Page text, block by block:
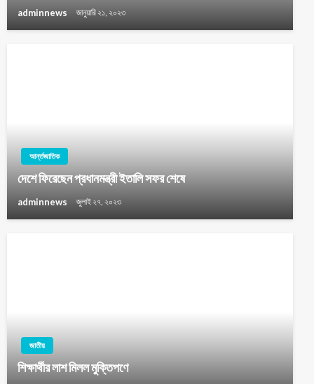
adminnews জানুয়ারি ২১, ২০২৩
আর্ন্তজাতিক
দেশে ফিরেছেন প্রধানমন্ত্রী ইতালি সফর শেষে
adminnews জুলাই ২৭, ২০২৩
জাতীয়
শিক্ষার্থীর লাশ মিলল মুক্তিপণে